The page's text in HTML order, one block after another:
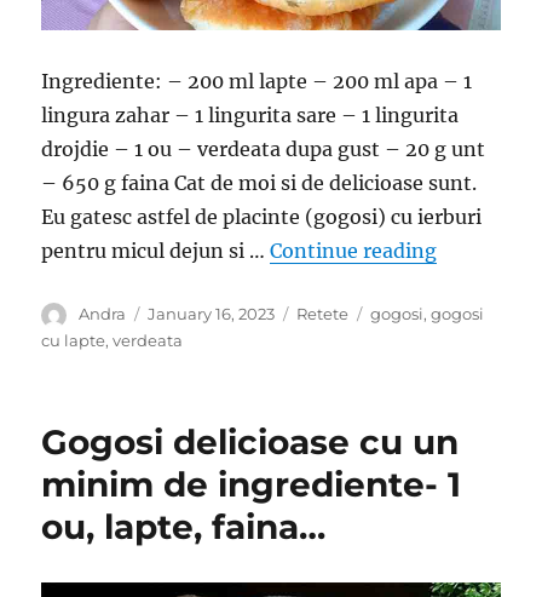
Ingrediente: – 200 ml lapte – 200 ml apa – 1
lingura zahar – 1 lingurita sare – 1 lingurita
drojdie – 1 ou – verdeata dupa gust – 20 g unt
– 650 g faina Cat de moi si de delicioase sunt.
Eu gatesc astfel de placinte (gogosi) cu ierburi
pentru micul dejun si …Continue reading“Gogosi
Author
Andra
Posted
on
January 16, 2023 Categories
Retete Tags
gogosi,gogosi
cu lapte,verdeata
Gogosi delicioase cu un
minim de ingrediente- 1
ou, lapte, faina…